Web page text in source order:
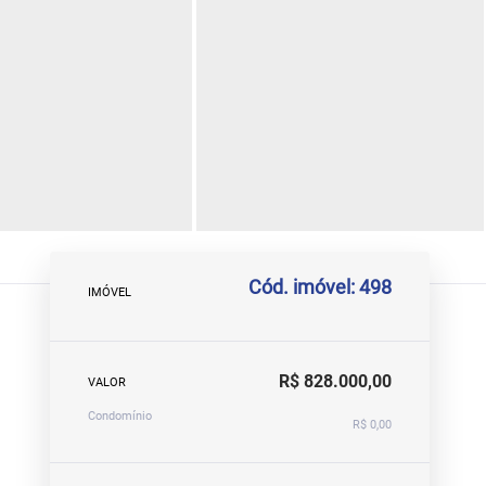
IMÓVEL Cód. imóvel: 498
VALOR R$ 828.000,00
Condomínio
R$ 0,00